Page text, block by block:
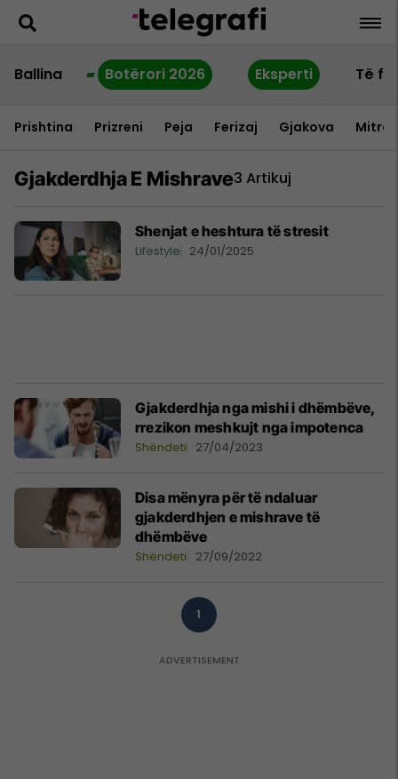
Ballina Botërori 2026 Eksperti Të
Prishtina Prizreni Peja Ferizaj Gjakova
Gjakderdhja E Mishrave3 Artikuj
Shenjat e heshtura të stresit
Lifestyle 24/01/2025
Gjakderdhja nga mishi i dhëmbëve,
rrezikon meshkujt nga impotenca
Shëndeti 27/04/2023
Disa mënyra për të ndaluar
gjakderdhjen e mishrave të
dhëmbëve
Shëndeti 27/09/2022
1